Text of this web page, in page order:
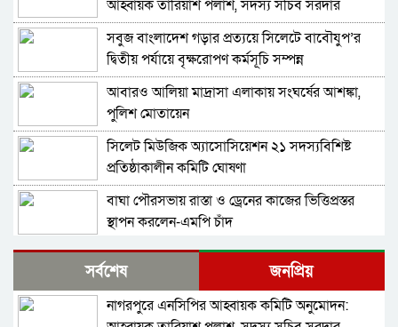
আহ্বায়ক তারিয়াশ পলাশ, সদস্য সচিব সরদার
আশরাফ
সবুজ বাংলাদেশ গড়ার প্রত্যয়ে সিলেটে বাবৌযুপ’র
দ্বিতীয় পর্যায়ে বৃক্ষরোপণ কর্মসূচি সম্পন্ন
আবারও আলিয়া মাদ্রাসা এলাকায় সংঘর্ষের আশঙ্কা,
পুলিশ মোতায়েন
সিলেট মিউজিক অ্যাসোসিয়েশন ২১ সদস্যবিশিষ্ট
প্রতিষ্ঠাকালীন কমিটি ঘোষণা
বাঘা পৌরসভায় রাস্তা ও ড্রেনের কাজের ভিত্তিপ্রস্তর
স্থাপন করলেন-এমপি চাঁদ
নিরাপত্তার নিশ্চয়তা পেলে ‘দেশে ফিরতে প্রস্তুত’ সাকিব,
বিচারের মুখোমুখি হতেও ভয় নেই
চট্টগ্রামে সাবেক শিক্ষামন্ত্রী নওফেলের বাসভবনে আগুন
সর্বশেষ জনপ্রিয়
নাগরপুরে এনসিপির আহ্বায়ক কমিটি অনুমোদন: